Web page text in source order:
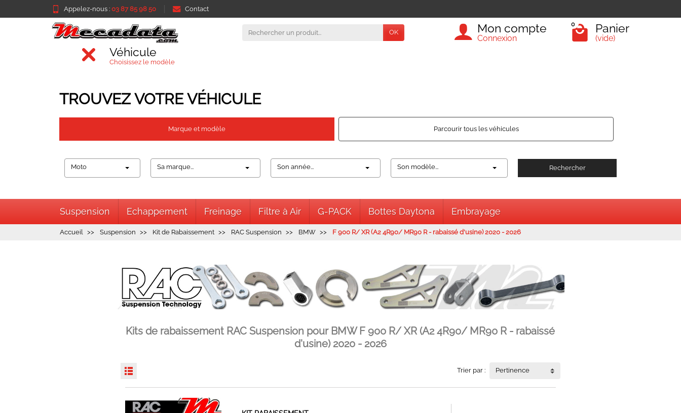
Appelez-nous : 03 87 85 98 50 Contact
OK Mon compte
Connexion
0 Panier
(vide)
Véhicule
Choisissez le modèle
TROUVEZ VOTRE VÉHICULE
Marque et modèle Parcourir tous les véhicules
Moto Sa marque... Son année... Son modèle... Rechercher
Suspension Echappement Freinage Filtre à Air G-PACK Bottes Daytona Embrayage
Accueil Suspension Kit de Rabaissement RAC Suspension BMW F 900 R/ XR (A2 4R90/ MR90 R - rabaissé d'usine) 2020 - 2026
Kits de rabaissement RAC Suspension pour BMW F 900 R/ XR (A2 4R90/ MR90 R - rabaissé
d'usine) 2020 - 2026
Trier par : Pertinence